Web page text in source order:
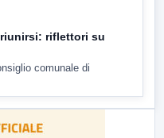
riflettori su
comunale di